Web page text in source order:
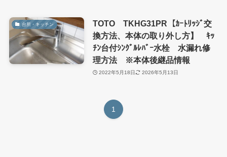
台所・キッチン
TOTO TKHG31PR【ｶｰﾄﾘｯｼﾞ交
換方法、本体の取り外し方】 ｷｯ
ﾁﾝ台付ｼﾝｸﾞﾙﾚﾊﾞｰ水栓 水漏れ修
理方法 ※本体後継品情報
2022年5月18日 2026年5月13日
1